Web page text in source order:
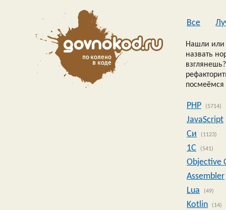
Все
Нашли или
назвать
посмеёмся
PHP (5714)
JavaScript
Си
(1123)
1C (541)
Objective
Assembler
Lua
(49)
Kotlin (14)